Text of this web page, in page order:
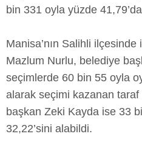
bin 331 oyla yüzde
Manisa’nın Salihli ilçesinde
Mazlum Nurlu, belediye
seçimlerde 60 bin 55 oyla
alarak seçimi kazanan taraf
başkan Zeki Kayda ise 33
32,22’sini alabildi.